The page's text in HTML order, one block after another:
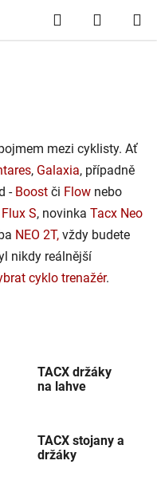
Hledat
KOŠÍK
mezi cyklisty. Ať
, Galaxia, případně
- Boost či Flow nebo
Flux S, novinka Tacx Neo
NEO 2T, vždy budete
nikdy reálnější
cyklo trenažér.
TACX držáky
na lahve
TACX stojany a
držáky